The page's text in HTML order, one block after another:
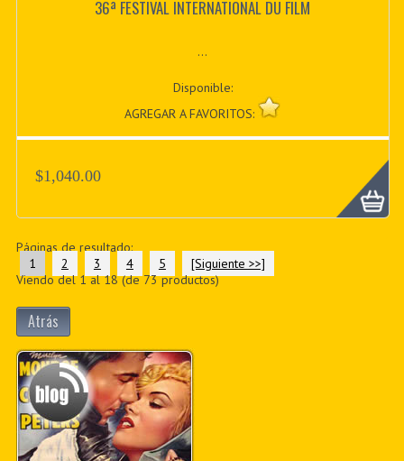
36ª FESTIVAL INTERNATIONAL DU FILM
...
Disponible:
AGREGAR A FAVORITOS:
$1,040.00
Páginas de resultado:
1
2 3 4 5
[Siguiente >>]
Viendo del1al18(de73productos)
Atrás